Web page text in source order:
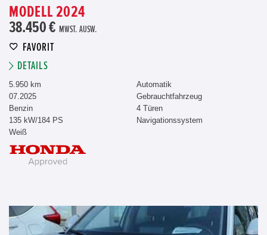
MODELL 2024
38.450 € MWST. AUSW.
FAVORIT
DETAILS
5.950 km
07.2025
Benzin
135 kW/184 PS
Weiß
Automatik
Gebrauchtfahrzeug
4 Türen
Navigationssystem